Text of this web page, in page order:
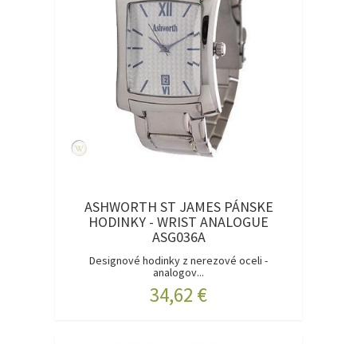
ASHWORTH ST JAMES PÁNSKE
HODINKY - WRIST ANALOGUE
ASG036A
Designové hodinky z nerezové oceli -
analogov...
34,62 €